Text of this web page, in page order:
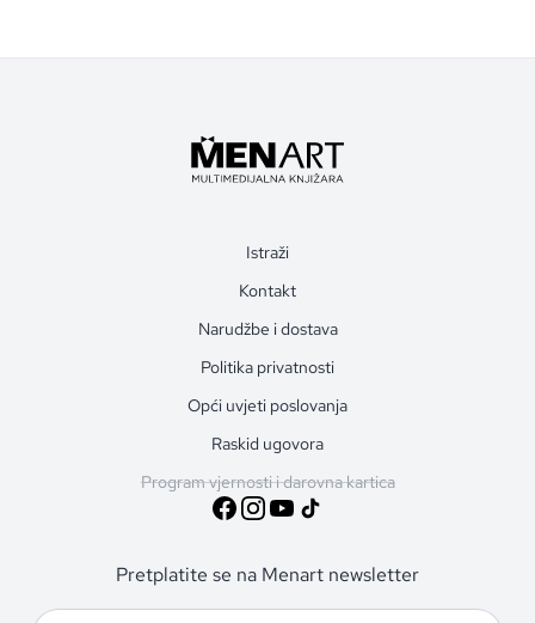
Istraži
Kontakt
Narudžbe i dostava
Politika privatnosti
Opći uvjeti poslovanja
Raskid ugovora
Program vjernosti i darovna kartica
Pretplatite se na Menart newsletter